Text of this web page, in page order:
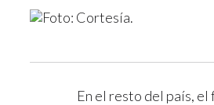
En el resto del país,